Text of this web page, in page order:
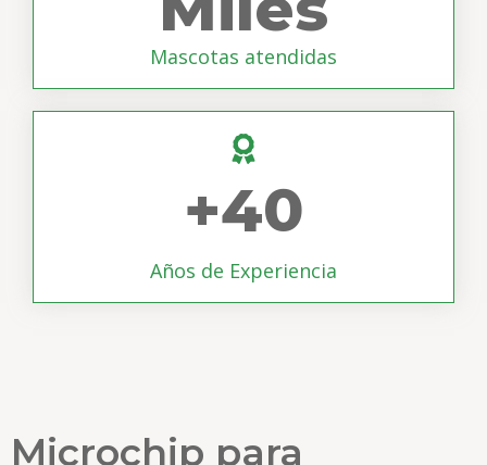
Mascotas atendidas
+40
Años de Experiencia
Microchip para